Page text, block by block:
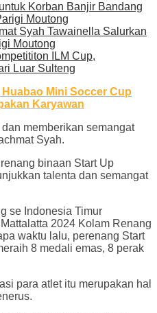
Korban Banjir Bandang
Moutong
Syah Tawainella Salurkan
Moutong
ILM Cup,
Luar Sulteng
Huabao Mini Soccer Cup
Karyawan
memberikan semangat
Syah.
binaan Start Up
talenta dan semangat
se Indonesia Timur
2024 Kolam Renang
waktu lalu, perenang Start
8 medali emas, 8 perak
para atlet itu merupakan hal